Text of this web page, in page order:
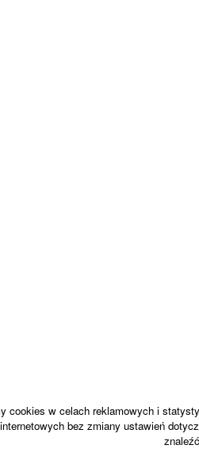
cookies w celach reklamowych i
bez zmiany ustawień